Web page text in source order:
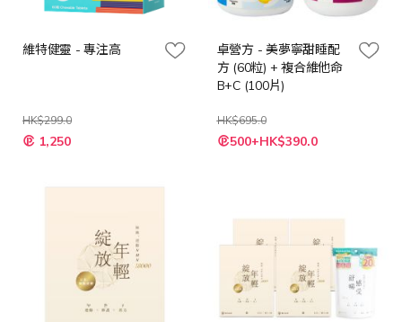
維特健靈 - 專注高
HK$299.0
特
殊 1,250
卓營方 - 美夢寧甜睡配
方 (60粒) + 複合維他命
B+C (100片)
HK$695.0
特
殊 500+HK$390.0